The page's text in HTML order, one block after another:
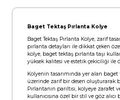
Baget Tektaş Pırlanta Kolye
Baget Tektaş Pırlanta Kolye, zarif
pırlanta detayları ile dikkat çeken
kolye, baget tektaş pırlanta taşı
yüksek kalitesi ve estetik çekiciliği ile
Kolyenin tasarımında yer alan
üzerinde zarif bir desen oluşturarak
Pırlantanın parıltısı, kolyeye zarafet
kullanıcısına özel bir stil ve göz